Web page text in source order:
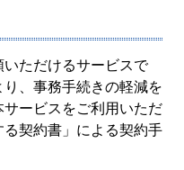
ただけるサービスで
、事務手続きの軽減を
ービスをご利用いただ
る契約書」による契約手